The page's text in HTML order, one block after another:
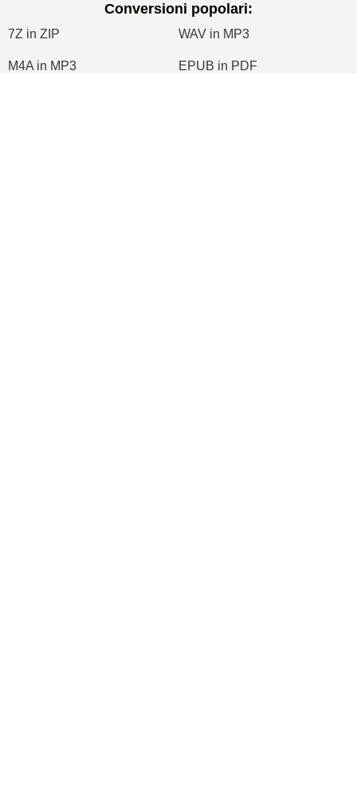
Conversioni popolari:
7Z in ZIP WAV in MP3
M4A in MP3 EPUB in PDF